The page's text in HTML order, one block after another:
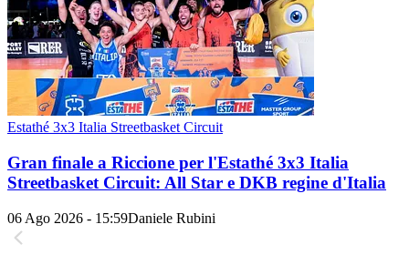
Estathé 3x3 Italia Streetbasket Circuit
Gran finale a Riccione per l'Estathé 3x3 Italia
Streetbasket Circuit: All Star e DKB regine d'Italia
06 Ago 2026 - 15:59Daniele Rubini